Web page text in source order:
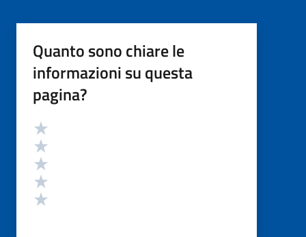
Quanto sono chiare le
informazioni su questa
pagina?
Valutazione